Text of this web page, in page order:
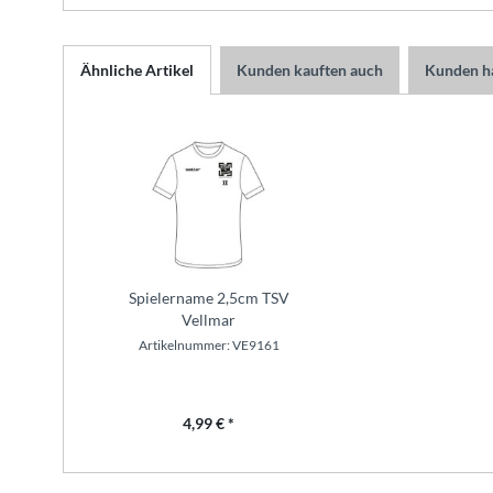
Ähnliche Artikel Kunden kauften auch Kunden
Spielername 2,5cm TSV
Vellmar
Artikelnummer: VE9161
4,99 € *